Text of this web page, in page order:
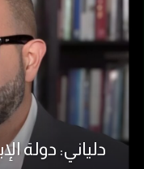
دلياني: دولة